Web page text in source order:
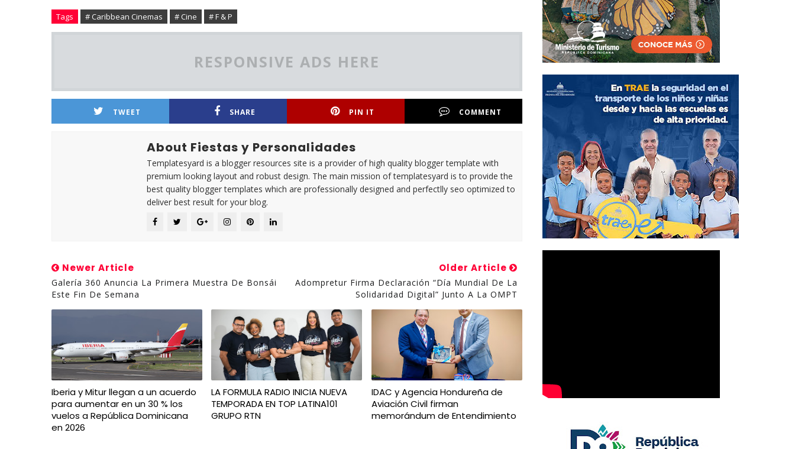
Tags # Caribbean Cinemas # Cine # F & P
RESPONSIVE ADS HERE
TWEET SHARE PIN IT COMMENT
About Fiestas y Personalidades
Templatesyard is a blogger resources site is a provider of high quality blogger template with
premium looking layout and robust design. The main mission of templatesyard is to provide the
best quality blogger templates which are professionally designed and perfectlly seo optimized to
deliver best result for your blog.
Newer Article
Galería 360 Anuncia La Primera Muestra De Bonsái
Este Fin De Semana
Older Article
Adompretur Firma Declaración “Día Mundial De La
Solidaridad Digital” Junto A La OMPT
Iberia y Mitur llegan a un acuerdo
para aumentar en un 30 % los
vuelos a República Dominicana
en 2026
LA FORMULA RADIO INICIA NUEVA
TEMPORADA EN TOP LATINA101
GRUPO RTN
IDAC y Agencia Hondureña de
Aviación Civil firman
memorándum de Entendimiento